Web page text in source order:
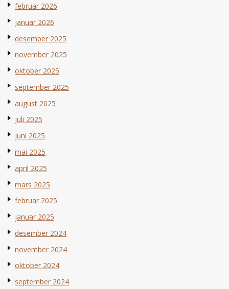
februar 2026
januar 2026
desember 2025
november 2025
oktober 2025
september 2025
august 2025
juli 2025
juni 2025
mai 2025
april 2025
mars 2025
februar 2025
januar 2025
desember 2024
november 2024
oktober 2024
september 2024